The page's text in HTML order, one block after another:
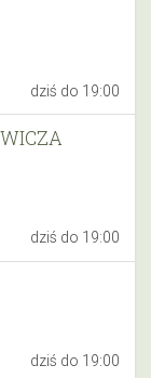
dziś do 19:00
dziś do 19:00
dziś do 19:00